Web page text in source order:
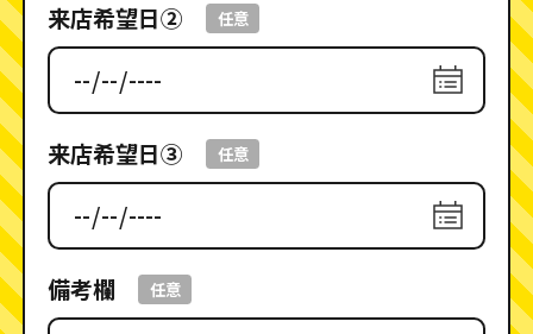
来店希望日② 任意
来店希望日③ 任意
備考欄 任意